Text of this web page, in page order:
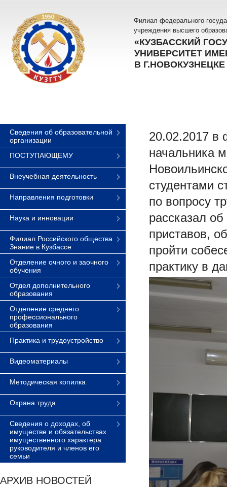
Филиал федерального
учреждения высшего
«КУЗБАССКИЙ
УНИВЕРСИТЕТ
В Г.НОВОКУЗНЕЦКЕ
Сведения об образовательной
организации
ПОСТУПАЮЩЕМУ
Внеучебная деятельность
Направления подготовки
Наука и инновации
Филиал Российского общества
Знание в Кузбассе
Отделение очного и заочного
обучения
Отдел дополнительного
образования
Отделение среднего
профессионального
образования
Практика и трудоустройство
Видеоматериалы
Методическая копилка
Охрана труда
Сведения о доходах, об
имуществе и обязательствах
имущественного характера
руководителя и членов его
семьи
АРХИВ НОВОСТЕЙ
20.02.2017 в
начальника
студентами
по вопросу
рассказал
приставов,
пройти
практику в